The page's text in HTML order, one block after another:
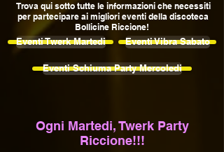
Trova qui sotto tutte le informazioni che necessiti
per partecipare ai migliori eventi della discoteca
Bollicine Riccione!
Eventi Twerk Martedi
Eventi Vibra Sabato
Eventi Schiuma Party Mercoledi
Ogni Martedi, Twerk Party
Riccione!!!